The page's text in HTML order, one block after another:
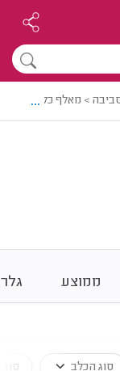
> מאלף כלבים
...
ממוצע
סוג הכלב סוג